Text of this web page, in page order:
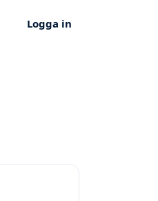
Logga in